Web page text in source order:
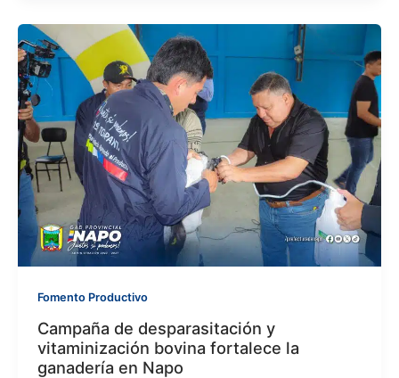
Fomento Productivo
Campaña de desparasitación y
vitaminización bovina fortalece la
ganadería en Napo